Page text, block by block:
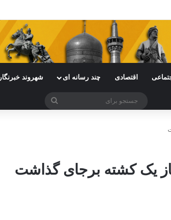
با چالش مواجه شده است
اقتصادی چند رسانه ای شهروند خبرنگار
جستجو
یک کشته برجای گذاشت